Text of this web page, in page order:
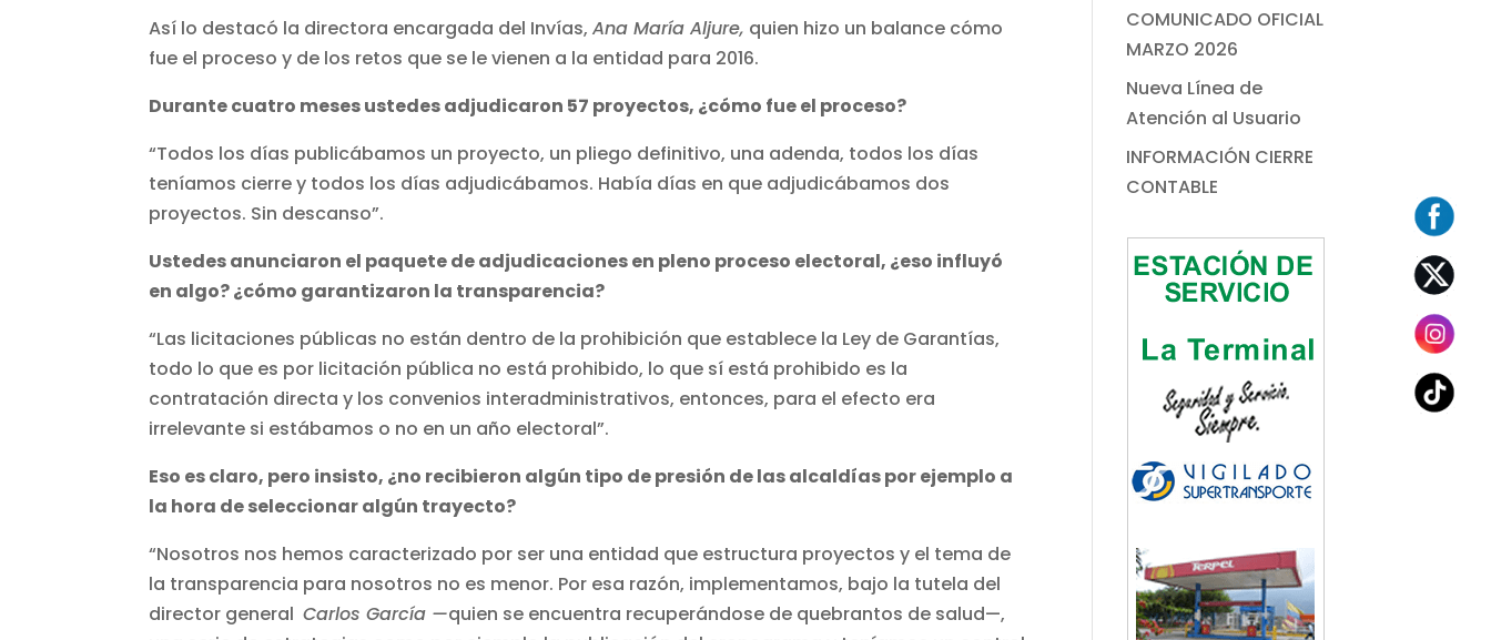
Así lo destacó la directora encargada del Invías,Ana María Aljure, quien hizo un balance cómo
fue el proceso y de los retos que se le vienen a la entidad para 2016.
Durante cuatro meses ustedes adjudicaron 57 proyectos, ¿cómo fue el proceso?
“Todos los días publicábamos un proyecto, un pliego definitivo, una adenda, todos los días
teníamos cierre y todos los días adjudicábamos. Había días en que adjudicábamos dos
proyectos. Sin descanso”.
Ustedes anunciaron el paquete de adjudicaciones en pleno proceso electoral, ¿eso influyó
en algo? ¿cómo garantizaron la transparencia?
“Las licitaciones públicas no están dentro de la prohibición que establece la Ley de Garantías,
todo lo que es por licitación pública no está prohibido, lo que sí está prohibido es la
contratación directa y los convenios interadministrativos, entonces, para el efecto era
irrelevante si estábamos o no en un año electoral”.
Eso es claro, pero insisto, ¿no recibieron algún tipo de presión de las alcaldías por ejemplo a
la hora de seleccionar algún trayecto?
“Nosotros nos hemos caracterizado por ser una entidad que estructura proyectos y el tema de
la transparencia para nosotros no es menor. Por esa razón, implementamos, bajo la tutela del
director generalCarlos García —quien se encuentra recuperándose de quebrantos de salud—,
COMUNICADO OFICIAL
MARZO 2026
Nueva Línea de
Atención al Usuario
INFORMACIÓN CIERRE
CONTABLE